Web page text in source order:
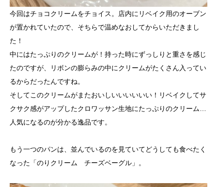
今回はチョコクリームをチョイス。店内にリベイク用のオーブン
が置かれていたので、そちらで温めなおしてからいただきまし
た！
中にはたっぷりのクリームが！持った時にずっしりと重さを感じ
たのですが、リボンの膨らみの中にクリームがたくさん入ってい
るからだったんですね。
そしてこのクリームがまたおいしいいいいいい！リベイクしてサ
クサク感がアップしたクロワッサン生地にたっぷりのクリーム…
人気になるのが分かる逸品です。
もう一つのパンは、並んでいるのを見ていてどうしても食べたく
なった「のりクリーム チーズベーグル」。